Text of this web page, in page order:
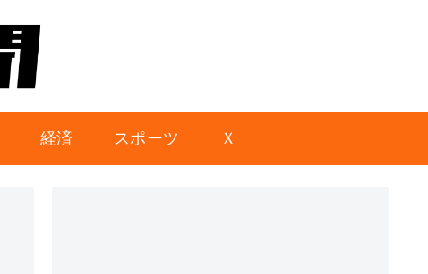
経済 スポーツ Ｘ